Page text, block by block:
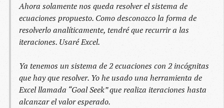
Ahora solamente nos queda resolver el sistema de
ecuaciones propuesto. Como desconozco la forma de
resolverlo analíticamente, tendré que recurrir a las
iteraciones. Usaré Excel.
Ya tenemos un sistema de 2 ecuaciones con 2 incógnitas
que hay que resolver. Yo he usado una herramienta de
Excel llamada “Goal Seek” que realiza iteraciones hasta
alcanzar el valor esperado.